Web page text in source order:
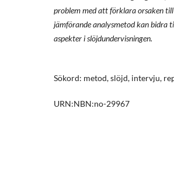
problem med att förklara orsaken
jämförande analysmetod kan bidra
aspekter i slöjdundervisningen.
Sökord: metod, slöjd, intervju,
URN:NBN:no-29967